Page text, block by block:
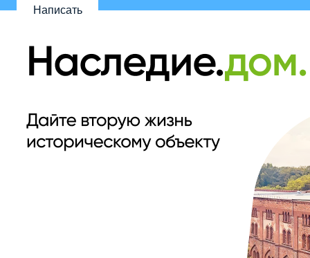
Написать